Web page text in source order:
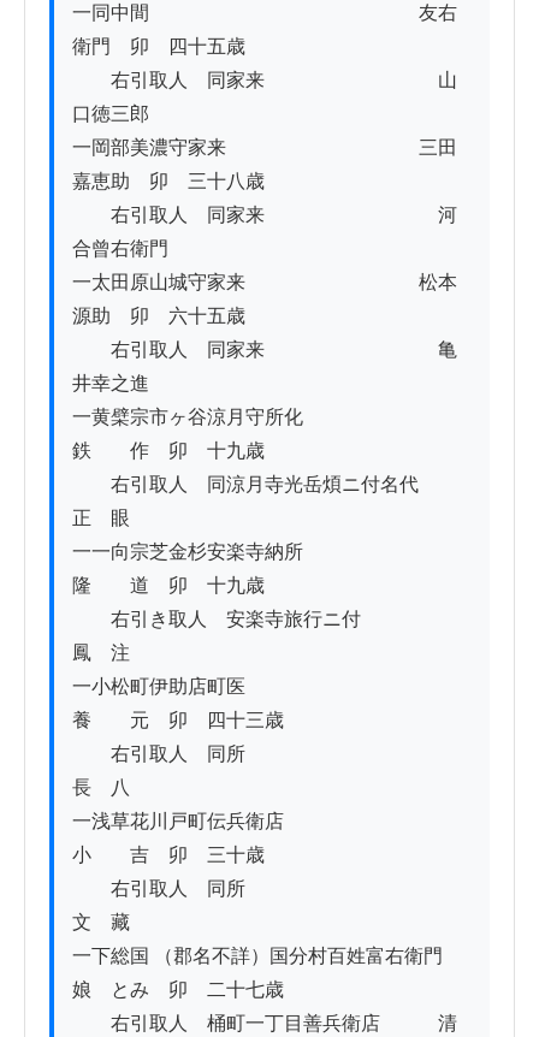
一同中間　　　　　　　　　　　　　　友右
衛門　卯　四十五歳
右引取人　同家来　　　　　　　　　山
口徳三郎
一岡部美濃守家来　　　　　　　　　　三田
嘉恵助　卯　三十八歳
右引取人　同家来　　　　　　　　　河
合曾右衛門
一太田原山城守家来　　　　　　　　　松本
源助　卯　六十五歳
右引取人　同家来　　　　　　　　　亀
井幸之進
一黄檗宗市ヶ谷涼月守所化
鉄　　作　卯　十九歳
右引取人　同涼月寺光岳煩ニ付名代
正　眼
一一向宗芝金杉安楽寺納所
隆　　道　卯　十九歳
右引き取人　安楽寺旅行ニ付
鳳　注
一小松町伊助店町医
養　　元　卯　四十三歳
右引取人　同所
長　八
一浅草花川戸町伝兵衛店
小　　吉　卯　三十歳
右引取人　同所
文　藏
一下総国 （郡名不詳）国分村百姓富右衛門
娘　とみ　卯　二十七歳
右引取人　桶町一丁目善兵衛店　　　清